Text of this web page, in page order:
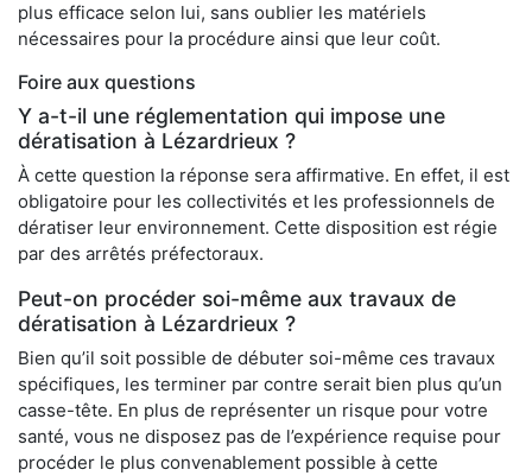
plus efficace selon lui, sans oublier les matériels
nécessaires pour la procédure ainsi que leur coût.
Foire aux questions
Y a-t-il une réglementation qui impose une
dératisation à Lézardrieux ?
À cette question la réponse sera affirmative. En effet, il est
obligatoire pour les collectivités et les professionnels de
dératiser leur environnement. Cette disposition est régie
par des arrêtés préfectoraux.
Peut-on procéder soi-même aux travaux de
dératisation à Lézardrieux ?
Bien qu’il soit possible de débuter soi-même ces travaux
spécifiques, les terminer par contre serait bien plus qu’un
casse-tête. En plus de représenter un risque pour votre
santé, vous ne disposez pas de l’expérience requise pour
procéder le plus convenablement possible à cette